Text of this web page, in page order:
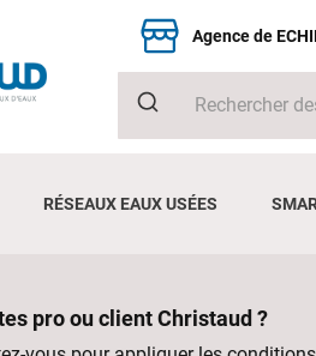
Agence de
RÉSEAUX EAUX USÉES
pro ou client Christaud ?